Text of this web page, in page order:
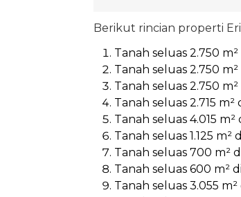
Berikut rincian properti
Tanah seluas 2.750
Tanah seluas 2.750
Tanah seluas 2.750
Tanah seluas 2.715
Tanah seluas 4.015
Tanah seluas 1.125
Tanah seluas 700 m²
Tanah seluas 600 m²
Tanah seluas 3.055